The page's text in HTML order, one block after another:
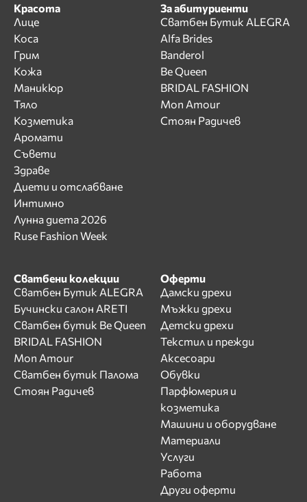
Красота
Лице
Коса
Грим
Кожа
Маникюр
Тяло
Козметика
Аромати
Съвети
Здраве
Диети и отслабване
Интимно
Лунна диета 2026
Ruse Fashion Week
За абитуриенти
Сватбен Бутик ALEGRA
Alfa Brides
Banderol
Be Queen
BRIDAL FASHION
Mon Amour
Стоян Радичев
Сватбени колекции
Сватбен Бутик ALEGRA
Бучински салон ARETI
Сватбен бутик Be Queen
BRIDAL FASHION
Mon Amour
Сватбен бутик Палома
Стоян Радичев
Оферти
Дамски дрехи
Мъжки дрехи
Детски дрехи
Текстил и прежди
Аксесоари
Обувки
Парфюмерия и
козметика
Машини и оборудване
Материали
Услуги
Работа
Други оферти